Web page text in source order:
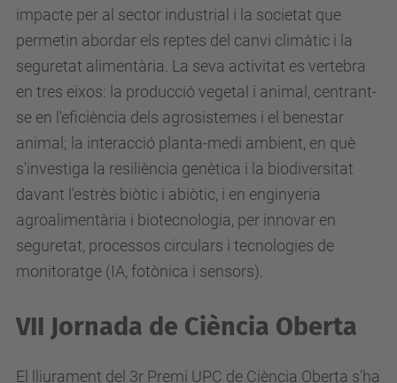
impacte per al sector industrial i la societat que
permetin abordar els reptes del canvi climàtic i la
seguretat alimentària. La seva activitat es vertebra
en tres eixos: la producció vegetal i animal, centrant-
se en l'eficiència dels agrosistemes i el benestar
animal; la interacció planta-medi ambient, en què
s'investiga la resiliència genètica i la biodiversitat
davant l'estrès biòtic i abiòtic, i en enginyeria
agroalimentària i biotecnologia, per innovar en
seguretat, processos circulars i tecnologies de
monitoratge (IA, fotònica i sensors).
VII Jornada de Ciència Oberta
El lliurament del 3r Premi UPC de Ciència Oberta s'ha